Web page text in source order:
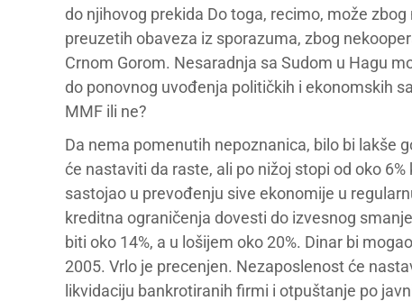
do njihovog prekida Do toga, recimo, može
preuzetih obaveza iz sporazuma, zbog
Crnom Gorom. Nesaradnja sa Sudom u Hagu
do ponovnog uvođenja političkih i ekonomskih
MMF ili ne?
Da nema pomenutih nepoznanica, bilo bi lakše
će nastaviti da raste, ali po nižoj stopi od oko
sastojao u prevođenju sive ekonomije u
kreditna ograničenja dovesti do izvesnog
biti oko 14%, a u lošijem oko 20%. Dinar bi
2005. Vrlo je precenjen. Nezaposlenost će
likvidaciju bankrotiranih firmi i otpuštanje po